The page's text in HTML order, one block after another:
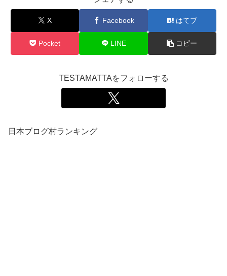
X Facebook はてブ
Pocket LINE コピー
TESTAMATTAをフォローする
日本ブログ村ランキング